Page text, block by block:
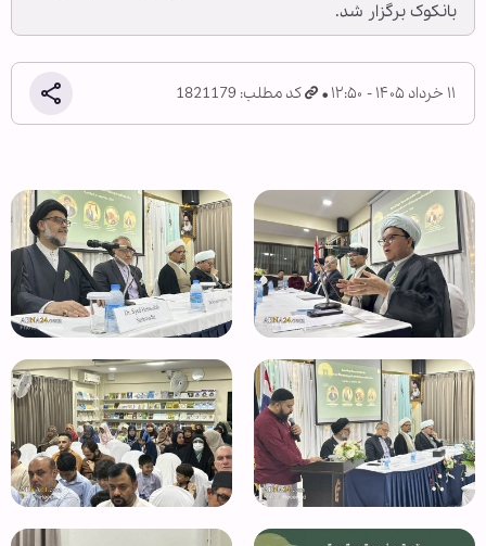
بانکوک برگزار شد.
۱۱ خرداد ۱۴۰۵ - ۱۲:۵۰ کد مطلب: 1821179